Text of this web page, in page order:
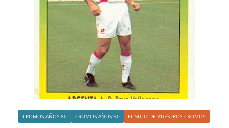
CROMOS AÑOS 80 CROMOS AÑOS 90 EL SITIO DE VUESTROS CROMOS